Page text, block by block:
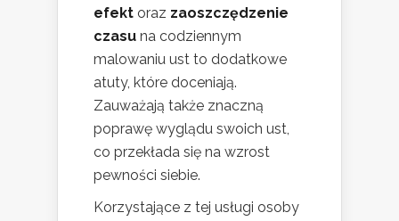
efekt oraz zaoszczędzenie
czasu na codziennym
malowaniu ust to dodatkowe
atuty, które doceniają.
Zauważają także znaczną
poprawę wyglądu swoich ust,
co przekłada się na wzrost
pewności siebie.
Korzystające z tej usługi osoby